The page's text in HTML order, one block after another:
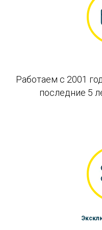
Работаем с 2001
последние 5